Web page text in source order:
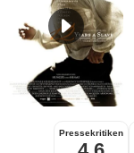
Pressekritiken